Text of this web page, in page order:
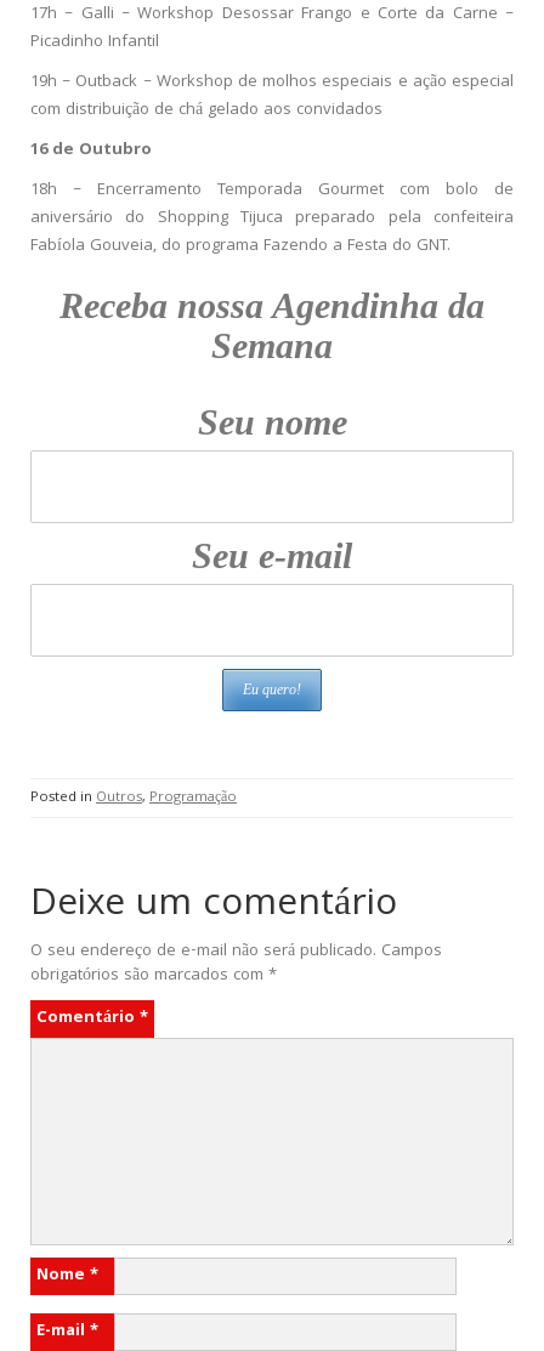
17h – Galli – Workshop Desossar Frango e Corte da Carne –
Picadinho Infantil
19h – Outback – Workshop de molhos especiais e ação especial
com distribuição de chá gelado aos convidados
16 de Outubro
18h – Encerramento Temporada Gourmet com bolo de
aniversário do Shopping Tijuca preparado pela confeiteira
Fabíola Gouveia, do programa Fazendo a Festa do GNT.
Receba nossa Agendinha da
Semana
Seu nome
Seu e-mail
Posted in Outros, Programação
Deixe um comentário
O seu endereço de e-mail não será publicado. Campos
obrigatórios são marcados com *
Comentário *
Nome *
E-mail *